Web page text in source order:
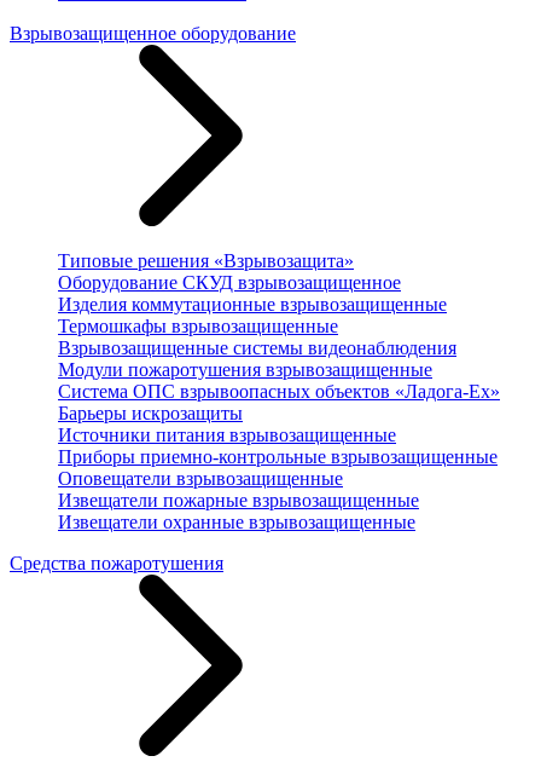
Взрывозащищенное оборудование
Типовые решения «Взрывозащита»
Оборудование СКУД взрывозащищенное
Изделия коммутационные взрывозащищенные
Термошкафы взрывозащищенные
Взрывозащищенные системы видеонаблюдения
Модули пожаротушения взрывозащищенные
Система ОПС взрывоопасных объектов «Ладога-Ex»
Барьеры искрозащиты
Источники питания взрывозащищенные
Приборы приемно-контрольные взрывозащищенные
Оповещатели взрывозащищенные
Извещатели пожарные взрывозащищенные
Извещатели охранные взрывозащищенные
Средства пожаротушения